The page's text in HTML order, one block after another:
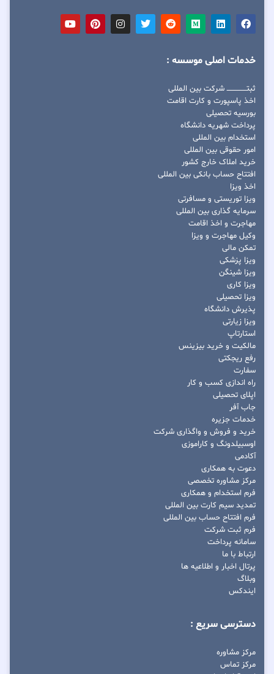
خدمات اصلی موسسه :
ثبتــــــــــــــــ شرکت بین المللی
اخذ پاسپورت و کارت اقامت
بورسیه تحصیلی
پرداخت شهریه دانشگاه
استخدام بین المللی
امور حقوقی بین المللی
خرید املاک خارج کشور
افتتاح حساب بانکی بین المللی
اخذ ویزا
ویزا توریستی و مسافرتی
سرمایه گذاری بین المللی
مهاجرت و اخذ اقامت
وکیل مهاجرت و ویزا
تمکن مالی
ویزا پزشکی
ویزا شینگن
ویزا کاری
ویزا تحصیلی
پذیرش دانشگاه
ویزا زیارتی
استارتاپ
مالکیت و خرید بیزینس
رفع ریجکتی
سفارت
راه اندازی کسب و کار
اپلای تحصیلی
جاب آفر
خدمات جزیره
خرید و فروش و واگذاری شرکت
اوسبیلدونگ و کاراموزی
آکادمی
دعوت به همکاری
مرکز مشاوره تخصصی
فرم استخدام و همکاری
تمدید سیم کارت بین المللی
فرم افتتاح حساب بین المللی
فرم ثبت شرکت
سامانه پرداخت
ارتباط با ما
پرتال اخبار و اطلاعیه ها
وبلاگ
ایندکس
دسترسی سریع :
مرکز مشاوره
مرکز تماس